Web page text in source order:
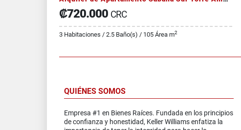
₡720.000 CRC
3 Habitaciones / 2.5 Baño(s) / 105 Área m2
QUIÉNES SOMOS
Empresa #1 en Bienes Raíces. Fundada en los principios
de confianza y honestidad, Keller Williams enfatiza la